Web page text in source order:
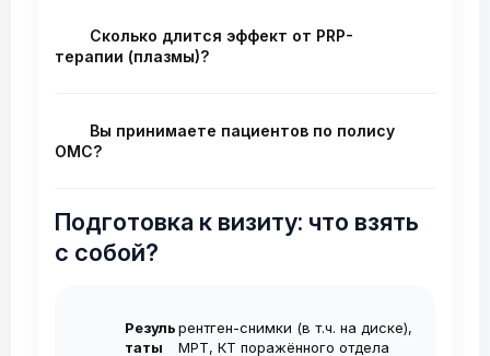
местной анестезии. Перед введением
препарата я обрабатываю кожу
пациентов описывают ощущения как
занимает 1-2 минуты, дискомфорт
минимален и полностью купируется
Сколько длится эффект от PRP-
терапии (плазмы)?
наступает постепенно в течение 3–6
недель и сохраняется в среднем
с начальными стадиями артроза
результат длится до 1,5 лет. Для
интервалом 1 нед. Повторные курсы
Вы принимаете пациентов по полису
ОМС?
клиниках, где запись осуществляется
на платной основе. Платный приём
ожидания.
Подготовка к визиту: что взять
с собой?
Резуль
таты
рентген-снимки (в т.ч. на диске),
МРТ, КТ поражённого отдела